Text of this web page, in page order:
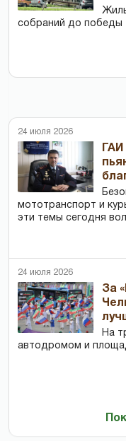
собраний до победы
24 июля 2026
мототранспорт и
эти темы сегодня
24 июля 2026
За
На
автодромом и